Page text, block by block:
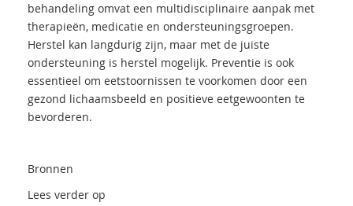
behandeling omvat een multidisciplinaire aanpak met
therapieën, medicatie en ondersteuningsgroepen.
Herstel kan langdurig zijn, maar met de juiste
ondersteuning is herstel mogelijk. Preventie is ook
essentieel om eetstoornissen te voorkomen door een
gezond lichaamsbeeld en positieve eetgewoonten te
bevorderen.
Bronnen
Lees verder op